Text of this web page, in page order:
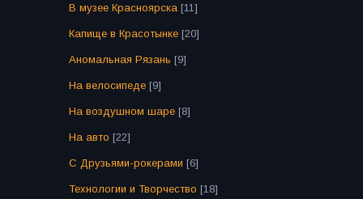
В музее Красноярска [11]
Капище в Красотынке [20]
Аномальная Рязань [9]
На велосипеде [9]
На воздушном шаре [8]
На авто [22]
С Друзьями-рокерами [6]
Технологии и Творчество [18]